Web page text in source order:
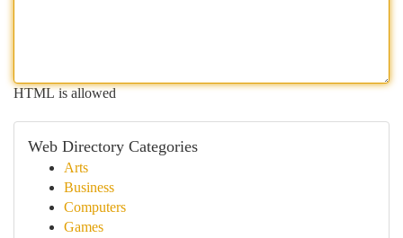
HTML is allowed
Web Directory Categories
Arts
Business
Computers
Games